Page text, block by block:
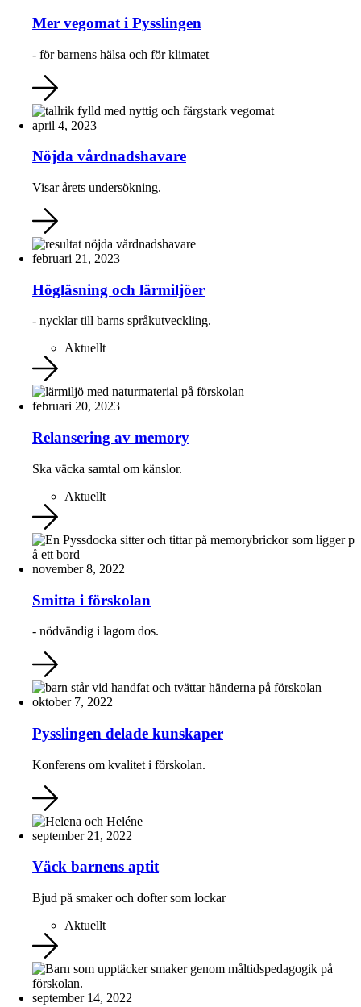
Mer vegomat i Pysslingen
- för barnens hälsa och för klimatet
april 4, 2023
Nöjda vårdnadshavare
Visar årets undersökning.
februari 21, 2023
Högläsning och lärmiljöer
- nycklar till barns språkutveckling.
Aktuellt
februari 20, 2023
Relansering av memory
Ska väcka samtal om känslor.
Aktuellt
november 8, 2022
Smitta i förskolan
- nödvändig i lagom dos.
oktober 7, 2022
Pysslingen delade kunskaper
Konferens om kvalitet i förskolan.
september 21, 2022
Väck barnens aptit
Bjud på smaker och dofter som lockar
Aktuellt
september 14, 2022